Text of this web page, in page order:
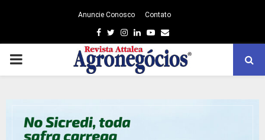
Anuncie Conosco Contato
Facebook
TwitterInstagram
LinkedinYoutube
Email
PRIMARY